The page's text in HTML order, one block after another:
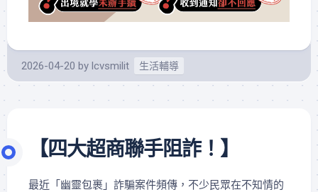
2026-04-20 by lcvsmilit 生活輔導
【四大超商聯手阻詐！】
最近「幽靈包裹」詐騙案件頻傳，不少民眾在不知情的